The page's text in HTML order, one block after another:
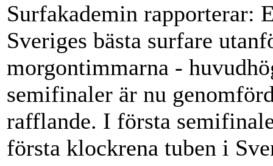
Surfakademin rapporterar:
Sveriges bästa surfare
morgontimmarna -
semifinaler är nu
rafflande. I första
första klockrena tuben i